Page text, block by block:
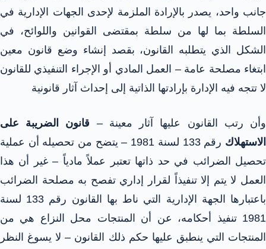
جانب واحد، يصدر بالإرادة الملزمة لإحدى الجهات الإدارية في
السلطة بما لها من سلطة بمقتضى القوانين واللوائح، في
الشكل الذي يتطلبه القانون، بقصد إنشاء وضع قانون معين
ابتغاء مصلحة عامة – العمل المادي أو الإجراء التنفيذي للقانون
لا تتجه فيه الإدارة بإرادتها الذاتية إلى إحداث آثار قانونية
وأن رتب القانون عليها آثار معينة – قانون الضريبة على
الاستهلاك
رقم 133 لسنة 1981 – يتضح من تحصيله أن عملية
تحصيل الضرائب في حد ذاتها تعتبر عملاً مادياً – غير أن هذا
العمل لا يتم إلا تنفيذاً لقرار إداري تفصح به مصلحة الضرائب
باعتبارها الجهة الإدارية التي ناط بها القانون رقم 133 لسنة
1981 تنفيذ أحكامه، عن أن المنتجات محل النزاع هي من
المنتجات التي ينطبق عليها حكم ذلك القانون – لا يسوغ النظر